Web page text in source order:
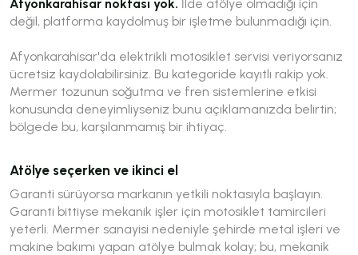
Afyonkarahisar noktası yok. İlde atölye olmadığı için
değil, platforma kaydolmuş bir işletme bulunmadığı için.
Afyonkarahisar'da elektrikli motosiklet servisi veriyorsanız
ücretsiz kaydolabilirsiniz. Bu kategoride kayıtlı rakip yok.
Mermer tozunun soğutma ve fren sistemlerine etkisi
konusunda deneyimliyseniz bunu açıklamanızda belirtin;
bölgede bu, karşılanmamış bir ihtiyaç.
Atölye seçerken ve ikinci el
Garanti sürüyorsa markanın yetkili noktasıyla başlayın.
Garanti bittiyse mekanik işler için motosiklet tamircileri
yeterli. Mermer sanayisi nedeniyle şehirde metal işleri ve
makine bakımı yapan atölye bulmak kolay; bu, mekanik